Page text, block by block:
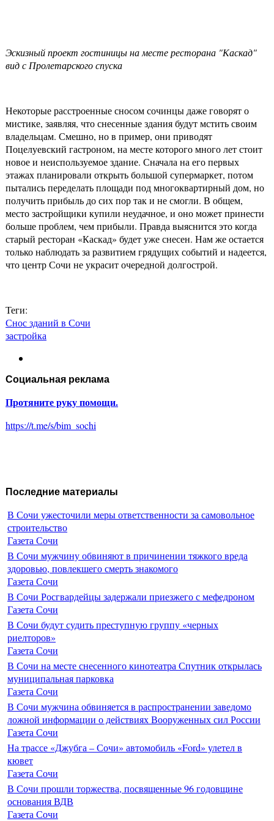
Эскизный проект гостиницы на месте ресторана "Каскад"
вид с Пролетарского спуска
Некоторые расстроенные сносом сочинцы даже говорят о
мистике, заявляя, что снесенные здания будут мстить своим
владельцам. Смешно, но в пример, они приводят
Поцелуевский гастроном, на месте которого много лет стоит
новое и неиспользуемое здание. Сначала на его первых
этажах планировали открыть большой супермаркет, потом
пытались переделать площади под многоквартирный дом, но
получить прибыль до сих пор так и не смогли. В общем,
место застройщики купили неудачное, и оно может принести
больше проблем, чем прибыли. Правда выяснится это когда
старый ресторан «Каскад» будет уже снесен. Нам же остается
только наблюдать за развитием грядущих событий и надеется,
что центр Сочи не украсит очередной долгострой.
Теги:
Снос зданий в Сочи
застройка
Социальная реклама
Протяните руку помощи.
https://t.me/s/bim_sochi
Последние материалы
В Сочи ужесточили меры ответственности за самовольное
строительство
Газета Сочи
В Сочи мужчину обвиняют в причинении тяжкого вреда
здоровью, повлекшего смерть знакомого
Газета Сочи
В Сочи Росгвардейцы задержали приезжего с мефедроном
Газета Сочи
В Сочи будут судить преступную группу «черных
риелторов»
Газета Сочи
В Сочи на месте снесенного кинотеатра Спутник открылась
муниципальная парковка
Газета Сочи
В Сочи мужчина обвиняется в распространении заведомо
ложной информации о действиях Вооруженных сил России
Газета Сочи
На трассе «Джубга – Сочи» автомобиль «Ford» улетел в
кювет
Газета Сочи
В Сочи прошли торжества, посвященные 96 годовщине
основания ВДВ
Газета Сочи